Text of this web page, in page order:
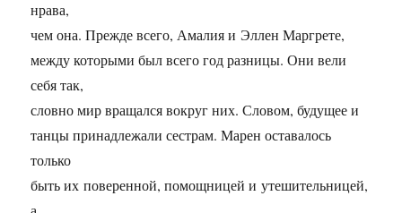
нрава,
чем она. Прежде всего, Амалия и Эллен Маргрете,
между которыми был всего год разницы. Они вели
себя так,
словно мир вращался вокруг них. Словом, будущее и
танцы принадлежали сестрам. Марен оставалось
только
быть их поверенной, помощницей и утешительницей,